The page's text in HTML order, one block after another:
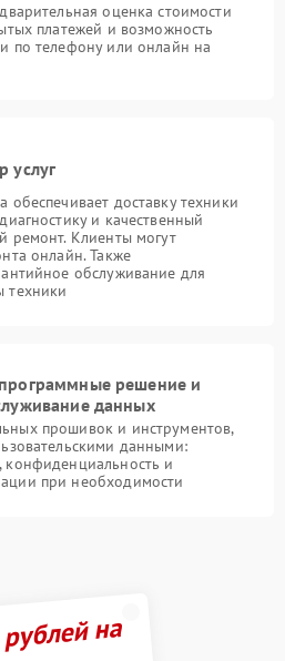
оценка стоимости
платежей и возможность
по телефону или онлайн на
услуг
доставку техники
и качественный
ремонт. Клиенты могут
онлайн. Также
обслуживание для
техники
решение и
данных
прошивок и инструментов,
данными:
конфиденциальность и
при необходимости
на